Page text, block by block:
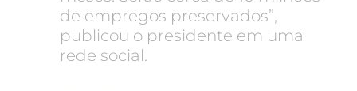
de empregos preservados”,
publicou o presidente em uma
rede social.